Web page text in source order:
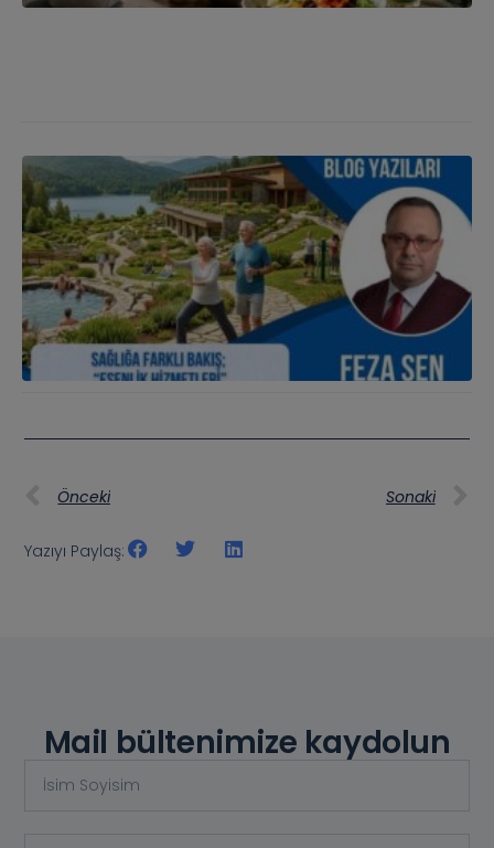
Önceki Sonaki
Yazıyı Paylaş:
Mail bültenimize kaydolun